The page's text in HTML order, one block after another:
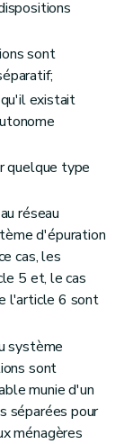
sont
existait
quelque type
réseau
d'épuration
cas, les
5 et, le cas
l'article 6 sont
système
sont
munie d'un
séparées pour
ménagères